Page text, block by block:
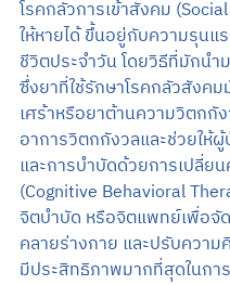
โรคกลัวการเข้าสังคม
ให้หายได้ ขึ้นอยู่กับความรุนแ
ชีวิตประจำวัน โดยวิธีที่มักนำ
ซึ่งยาที่ใช้รักษาโรคกลัวสังค
เศร้าหรือยาต้านความวิตกกั
อาการวิตกกังวลและช่วยให้
และการบำบัดด้วยการเปลี่ย
(Cognitive Behavioral
จิตบำบัด หรือจิตแพทย์เพื่อจั
คลายร่างกาย และปรับความ
มีประสิทธิภาพมากที่สุดในกา